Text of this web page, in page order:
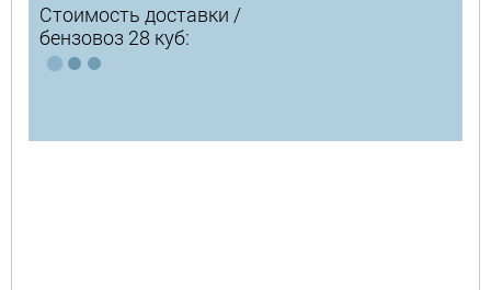
Стоимость доставки /
бензовоз 28 куб: